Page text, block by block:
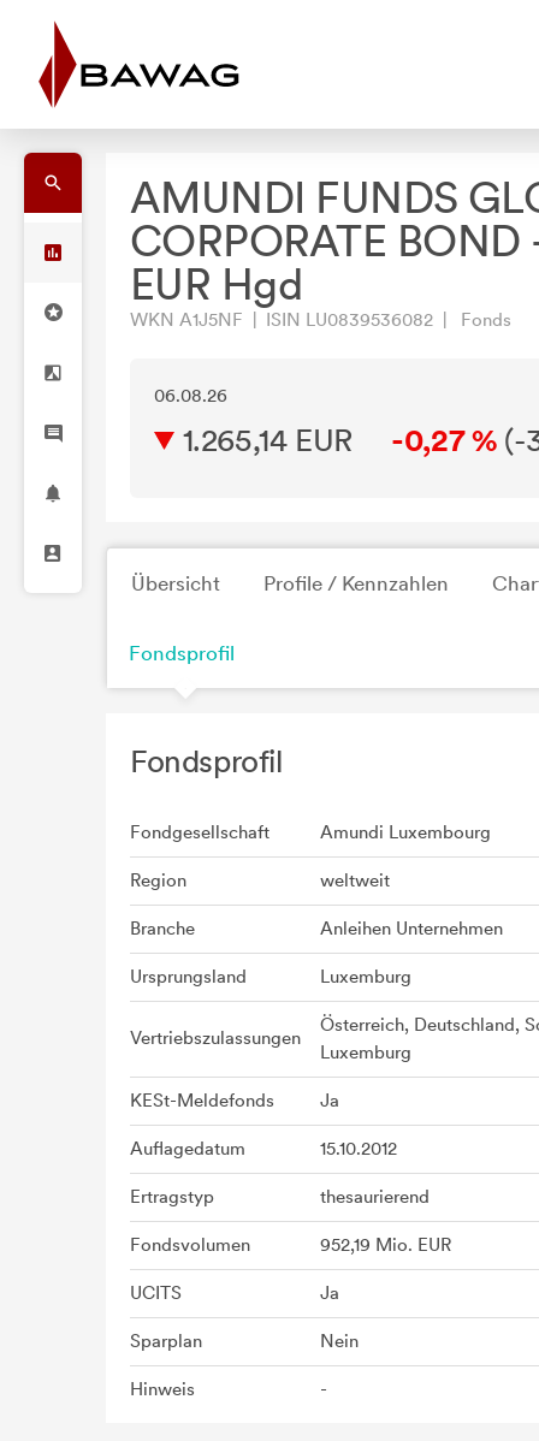
AMUNDI FUNDS
CORPORATE BOND
EUR Hgd
WKN A1J5NF | ISIN LU0839536082 | Fonds
06.08.26
1.265,14 EUR -0,27 % (-
Übersicht Profile / Kennzahlen
Fondsprofil
Fondsprofil
Fondgesellschaft Amundi Luxembourg
Region weltweit
Branche Anleihen Unternehmen
Ursprungsland Luxemburg
Vertriebszulassungen
Österreich, Deutschland,
Luxemburg
KESt-Meldefonds Ja
Auflagedatum 15.10.2012
Ertragstyp thesaurierend
Fondsvolumen 952,19 Mio. EUR
UCITS Ja
Sparplan Nein
Hinweis -